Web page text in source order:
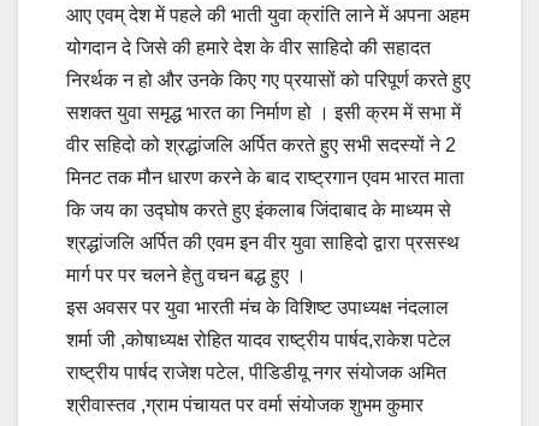
आए एवम् देश में पहले की भाती युवा क्रांति लाने में अपना अहम
योगदान दे जिसे की हमारे देश के वीर साहिदो की सहादत
निरर्थक न हो और उनके किए गए प्रयासों को परिपूर्ण करते हुए
सशक्त युवा समृद्ध भारत का निर्माण हो । इसी क्रम में सभा में
वीर सहिदो को श्रद्धांजलि अर्पित करते हुए सभी सदस्यों ने 2
मिनट तक मौन धारण करने के बाद राष्ट्रगान एवम भारत माता
कि जय का उद्घोष करते हुए इंकलाब जिंदाबाद के माध्यम से
श्रद्धांजलि अर्पित की एवम इन वीर युवा साहिदो द्वारा प्रसस्थ
मार्ग पर पर चलने हेतु वचन बद्ध हुए ।
इस अवसर पर युवा भारती मंच के विशिष्ट उपाध्यक्ष नंदलाल
शर्मा जी ,कोषाध्यक्ष रोहित यादव राष्ट्रीय पार्षद,राकेश पटेल
राष्ट्रीय पार्षद राजेश पटेल, पीडिडीयू नगर संयोजक अमित
श्रीवास्तव ,ग्राम पंचायत पर वर्मा संयोजक शुभम कुमार